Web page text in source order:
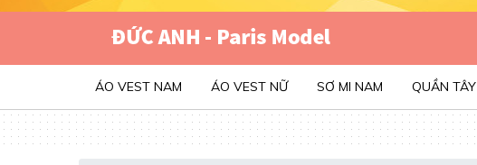
ÁO VEST NAM ÁO VEST NỮ SƠ MI NAM QUẦN TÂY